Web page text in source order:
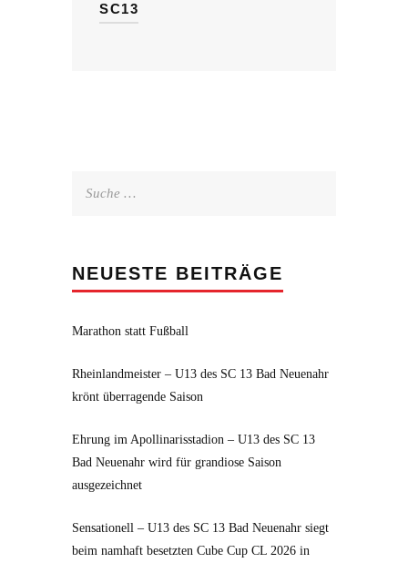
SC13
NEUESTE BEITRÄGE
Marathon statt Fußball
Rheinlandmeister – U13 des SC 13 Bad Neuenahr
krönt überragende Saison
Ehrung im Apollinarisstadion – U13 des SC 13
Bad Neuenahr wird für grandiose Saison
ausgezeichnet
Sensationell – U13 des SC 13 Bad Neuenahr siegt
beim namhaft besetzten Cube Cup CL 2026 in